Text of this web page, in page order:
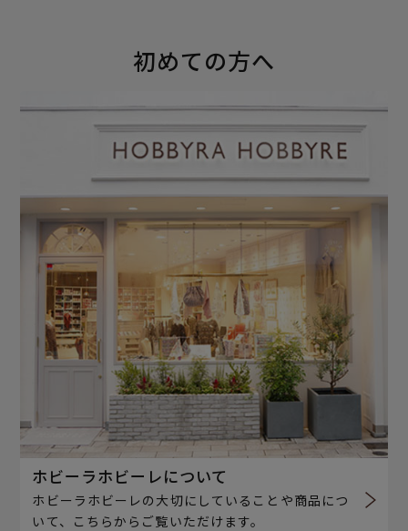
初めての方へ
ホビーラホビーレについて
ホビーラホビーレの大切にしていることや商品につ
いて、こちらからご覧いただけます。